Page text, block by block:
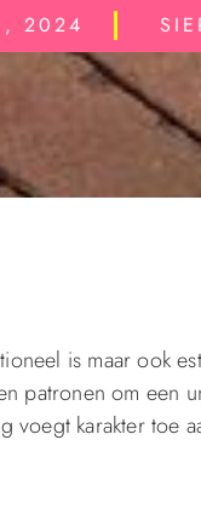
2024
is maar ook
patronen om een
voegt karakter toe